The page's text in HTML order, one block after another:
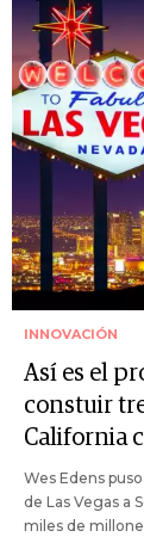
INNOVACIÓN
Así es el
constuir
California
Wes Edens
de Las Vegas a
miles de